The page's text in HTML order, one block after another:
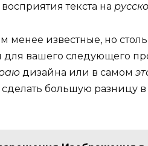
текста на
менее известные, но
для вашего следующего
дизайна или в самом
большую разницу в